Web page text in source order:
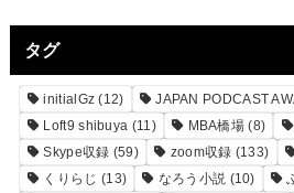
タグ
initialGz (12) JAPAN PODCAST
Loft9 shibuya (11) MBA橋場 (8)
Skype収録 (59) zoom収録 (133)
くりらじ (13) なろう小説 (10)